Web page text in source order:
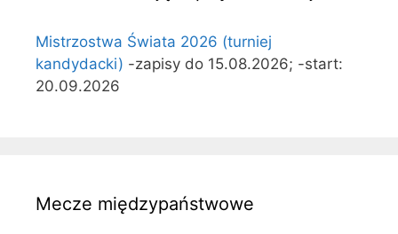
Mistrzostwa Świata 2026 (turniej
kandydacki) -zapisy do 15.08.2026; -start:
20.09.2026
Mecze międzypaństwowe